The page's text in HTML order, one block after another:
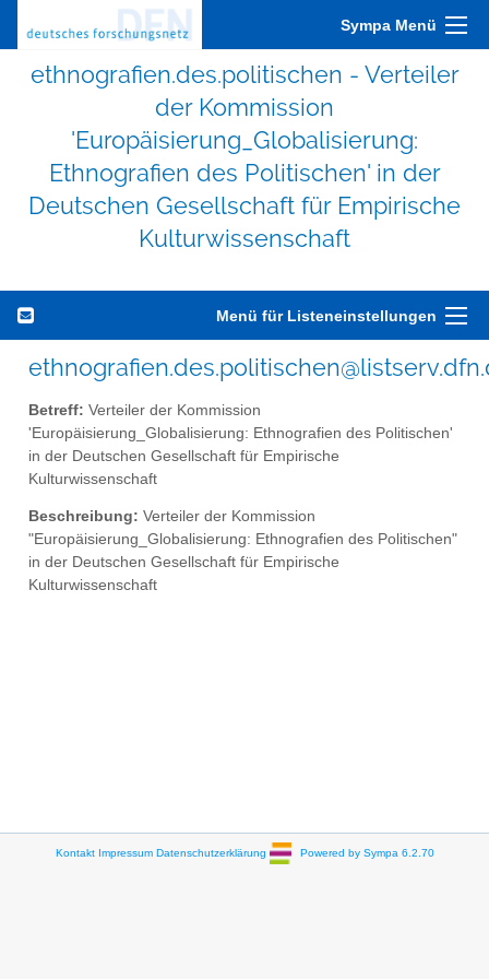
Sympa Menü
ethnografien.des.politischen - Verteiler
der Kommission
'Europäisierung_Globalisierung:
Ethnografien des Politischen' in der
Deutschen Gesellschaft für Empirische
Kulturwissenschaft
Menü für Listeneinstellungen
Betreff: Verteiler der Kommission
'Europäisierung_Globalisierung: Ethnografien des Politischen'
in der Deutschen Gesellschaft für Empirische
Kulturwissenschaft
Beschreibung: Verteiler der Kommission
"Europäisierung_Globalisierung: Ethnografien des Politischen"
in der Deutschen Gesellschaft für Empirische
Kulturwissenschaft
Kontakt Impressum Datenschutzerklärung Powered by Sympa 6.2.70